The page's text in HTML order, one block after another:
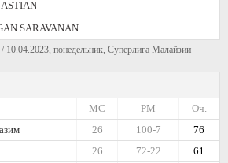
SARAVANAN
понедельник, Суперлига Малайзии
Оч.
РМ
МС
76
100-7
26
61
72-22
26